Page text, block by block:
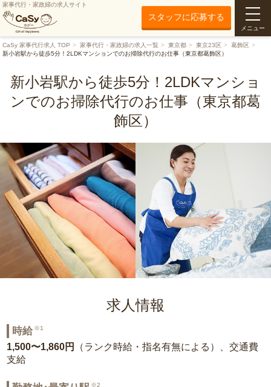
家事代行・家政婦の求人サイト
スタッフに応募する
メニュー
CaSy 家事代行求人 TOP 家事代行・家政婦の求人一覧 東京都 東京23区
葛飾区
新小岩駅から徒歩5分！2LDKマンションでのお掃除代行のお仕事（東京都葛飾区）
新小岩駅から徒歩5分！2LDKマンショ
ンでのお掃除代行のお仕事（東京都葛
飾区）
求人情報
時給 ※1
1,500〜1,860円
（ランク時給・指名有無による）、交通費
支給
※2